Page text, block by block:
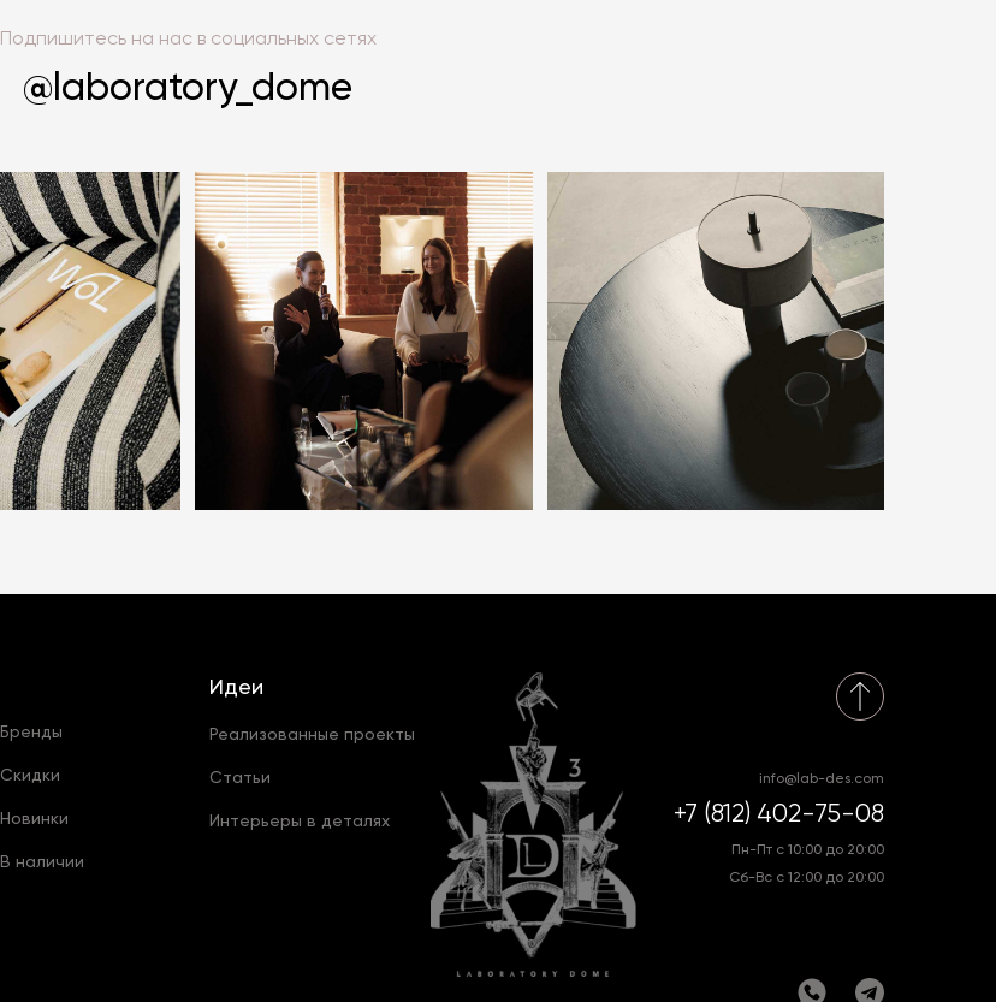
Подпишитесь на нас в социальных сетях
@laboratory_dome
Идеи
Реализованные проекты
Статьи
Интерьеры в деталях
Бренды
Скидки
Новинки
В наличии
info@lab-des.com
+7 (812) 402-75-08
Пн-Пт с 10:00 до 20:00
Сб-Вс с 12:00 до 20:00